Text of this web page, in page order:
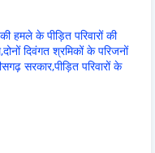
हमले के पीड़ित परिवारों की
दिवंगत श्रमिकों के परिजनों
सरकार,पीड़ित परिवारों के